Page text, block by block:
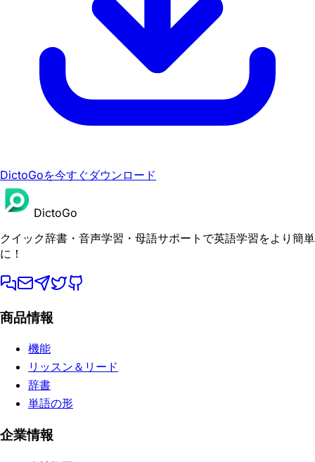
DictoGoを今すぐダウンロード
DictoGo
クイック辞書・音声学習・母語サポートで英語学習をより簡単
に！
商品情報
機能
リッスン＆リード
辞書
単語の形
企業情報